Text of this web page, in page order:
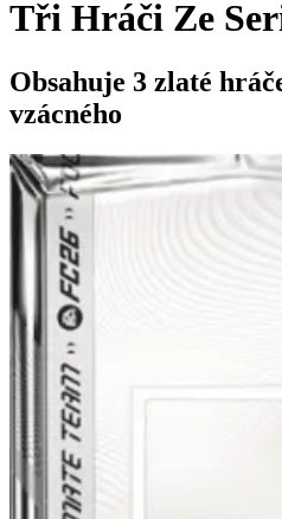
Tři Hráči Ze
Obsahuje 3 zlaté
vzácného